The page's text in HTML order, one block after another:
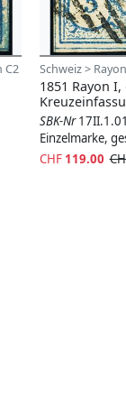
C2 Schweiz >
1851 Rayon
SBK-Nr
Einzelmarke,
CHF 119.00